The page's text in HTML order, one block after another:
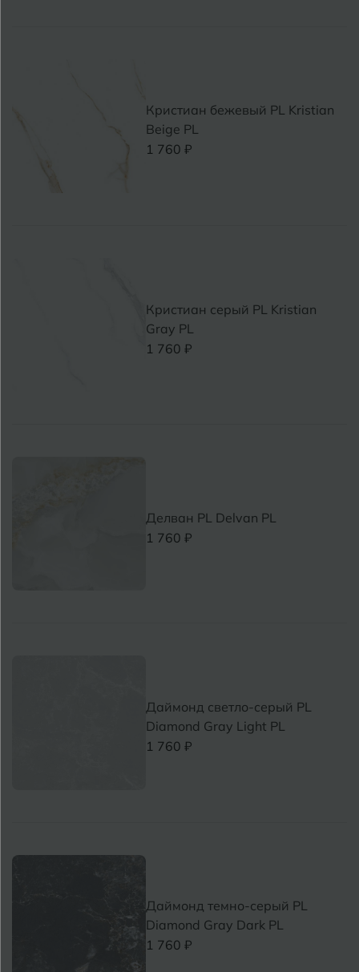
Кристиан бежевый PL Kristian
Beige PL
1 760 ₽
Кристиан серый PL Kristian
Gray PL
1 760 ₽
Делван PL Delvan PL
1 760 ₽
Даймонд светло-серый PL
Diamond Gray Light PL
1 760 ₽
Даймонд темно-серый PL
Diamond Gray Dark PL
1 760 ₽